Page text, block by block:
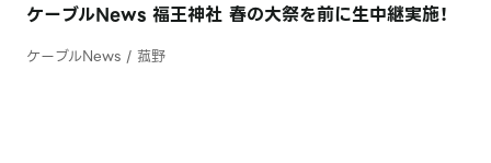
ケーブルNews 福王神社 春の大祭を前に生中継実施！
ケーブルNews / 菰野